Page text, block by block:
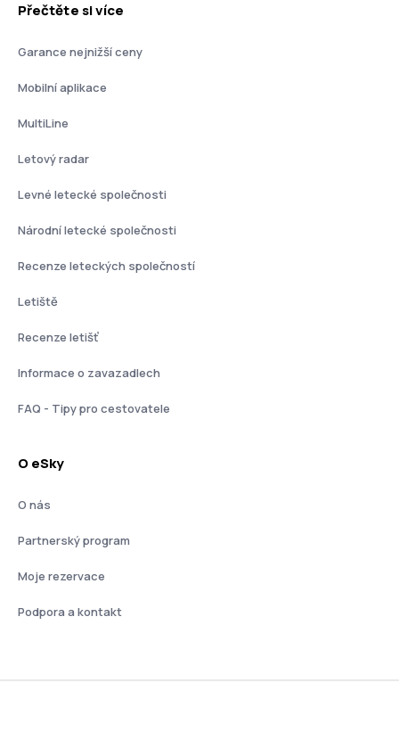
Přečtěte si více
Garance nejnižší ceny
Mobilní aplikace
MultiLine
Letový radar
Levné letecké společnosti
Národní letecké společnosti
Recenze leteckých společností
Letiště
Recenze letišť
Informace o zavazadlech
FAQ - Tipy pro cestovatele
O eSky
O nás
Partnerský program
Moje rezervace
Podpora a kontakt